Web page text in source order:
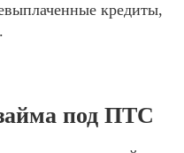
кредиты,
под ПТС